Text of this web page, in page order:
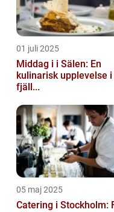
01 juli 2025
Middag i i Sälen: En
kulinarisk upplevelse i
fjäll...
05 maj 2025
Catering i Stockholm: